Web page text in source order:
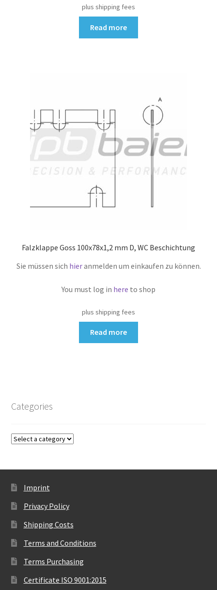
plus shipping fees
Read more
Falzklappe Goss 100x78x1,2 mm D, WC Beschichtung
Sie müssen sich hieranmelden um einkaufen zu können.
You must log in here to shop
plus shipping fees
Read more
Categories
Imprint
Privacy Policy
Shipping Costs
Terms and Conditions
Terms Purchasing
Certificate ISO 9001:2015